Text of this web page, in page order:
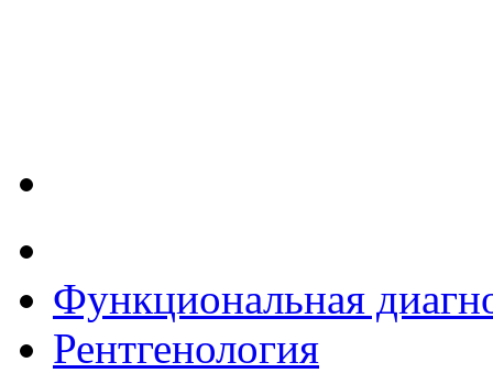
Функциональная
Рентгенология